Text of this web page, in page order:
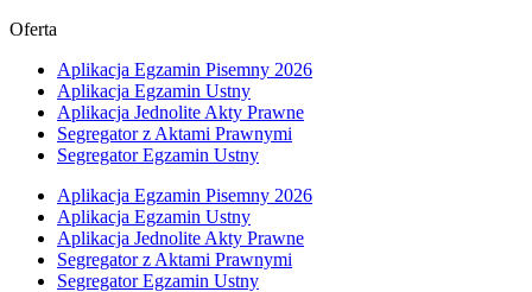
Oferta
Aplikacja Egzamin Pisemny 2026
Aplikacja Egzamin Ustny
Aplikacja Jednolite Akty Prawne
Segregator z Aktami Prawnymi
Segregator Egzamin Ustny
Aplikacja Egzamin Pisemny 2026
Aplikacja Egzamin Ustny
Aplikacja Jednolite Akty Prawne
Segregator z Aktami Prawnymi
Segregator Egzamin Ustny